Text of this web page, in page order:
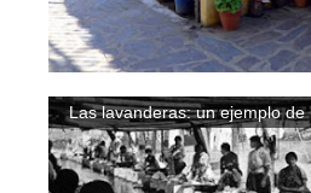
Las lavanderas: un ejemplo de